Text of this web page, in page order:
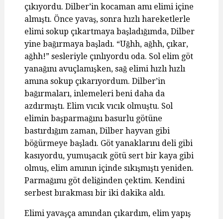
çıkıyordu. Dilber’in kocaman amı elimi içine
almıştı. Önce yavaş, sonra hızlı hareketlerle
elimi sokup çıkartmaya başladığımda, Dilber
yine bağırmaya başladı. “Uğhh, ağhh, çıkar,
ağhh!” sesleriyle çınlıyordu oda. Sol elim göt
yanağını avuçlamışken, sağ elimi hızlı hızlı
amına sokup çıkarıyordum. Dilber’in
bağırmaları, inlemeleri beni daha da
azdırmıştı. Elim vıcık vıcık olmuştu. Sol
elimin başparmağını basurlu götüne
bastırdığım zaman, Dilber hayvan gibi
böğürmeye başladı. Göt yanaklarını deli gibi
kasıyordu, yumuşacık götü sert bir kaya gibi
olmuş, elim amının içinde sıkışmıştı yeniden.
Parmağımı göt deliğinden çektim. Kendini
serbest bırakması bir iki dakika aldı.
Elimi yavaşça amından çıkardım, elim yapış